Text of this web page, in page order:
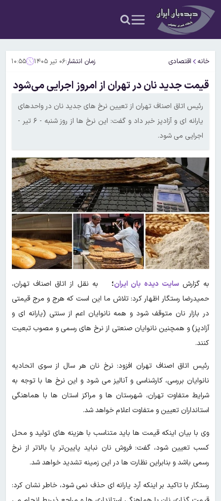
خانه اقتصادی زمان انتشار:۰۶ تیر ۱۴۰۵ ۱۰:۵۵
قیمت جدید نان در تهران از امروز اجرایی می‌شود
رئیس اتاق اصناف تهران از تعیین نرخ های جدید نان در واحدهای
یارانه‌ ای و آزادپز خبر داد و گفت: این نرخ ها از روز شنبه - ۶ تیر -
اجرایی می شود.
به گزارشسایت دیده بان ایران؛
به نقل از اتاق اصناف تهران،
حمیدرضا رستگار اظهار کرد: تلاش ما این است که هرج‌ و مرج قیمتی
در بازار نان متوقف شود و همه نانوایان اعم از سنتی (یارانه ای و
آزادپز) و همچنین نانوایان صنعتی از نرخ‌ های رسمی و مصوب تبعیت
کنند.
رئیس اتاق اصناف تهران افزود: نرخ نان هر سال از سوی اتحادیه
نانوایان بررسی، کارشناسی و آنالیز می شود و این نرخ‌ ها با توجه به
شرایط متفاوت تهران، شهرستان‌ ها و مراکز استان‌ ها با هماهنگی
استانداران تعیین و متفاوت اعلام خواهد شد.
وی با بیان اینکه قیمت‌ ها باید متناسب با هزینه‌ های تولید و محل
کسب تعیین شود، گفت: فروش نان نباید پایین‌تر یا بالاتر از نرخ
رسمی باشد و بنابراین نظارت‌ ها در این زمینه تشدید خواهد شد.
رستگار با تاکید بر اینکه آرد یارانه‌ ای حذف نمی‌ شود، خاطر نشان کرد: